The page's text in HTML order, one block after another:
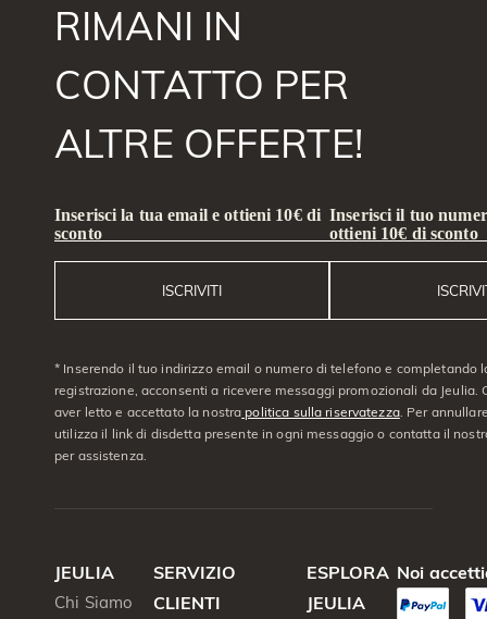
RIMANI IN
CONTATTO PER
ALTRE OFFERTE!
Inserisci la tua email e ottieni 10€ di
sconto
ISCRIVITI
Inserisci il tuo
ottieni 10€ di sconto
* Inserendo il tuo indirizzo email o numero di telefono e completando
registrazione, acconsenti a ricevere messaggi promozionali da Jeulia.
aver letto e accettato la nostra politica sulla riservatezza. Per
utilizza il link di disdetta presente in ogni messaggio o contatta il
per assistenza.
JEULIA
Chi Siamo
SERVIZIO
CLIENTI
ESPLORA
JEULIA
Noi